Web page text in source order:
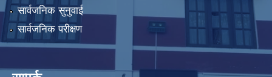
सार्वजनिक सुनुवाई
सार्वजनिक परीक्षण